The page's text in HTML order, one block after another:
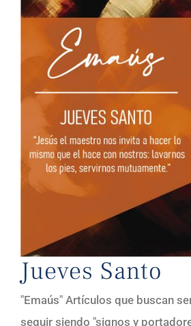
Jueves Santo
"Emaús" Artículos que buscan
seguir siendo "signos y